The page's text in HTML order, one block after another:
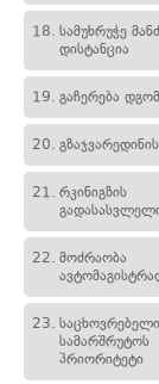
18. სამუხრუჭე
დისტანცია
19. გაჩერება
20.
21. რკინიგზის
22. მოძრაობა
23.
სამარშრუტოს
პრიორიტეტი